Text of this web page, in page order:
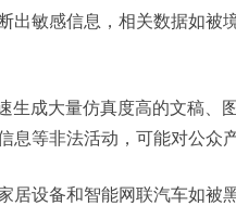
出敏感信息，相关数据如被
生成大量仿真度高的文稿、
息等非法活动，可能对公众
居设备和智能网联汽车如被